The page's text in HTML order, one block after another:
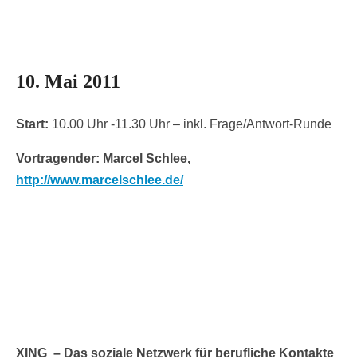
10. Mai 2011
Start: 10.00 Uhr -11.30 Uhr – inkl. Frage/Antwort-Runde
Vortragender: Marcel Schlee,
http://www.marcelschlee.de/
XING – Das soziale Netzwerk für berufliche Kontakte